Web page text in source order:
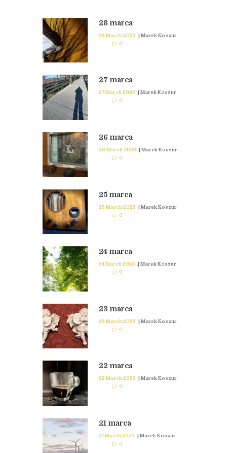
28 marca
28 March 2023 | Marek Koszur
0
27 marca
27 March 2023
Marek Koszur
0
26 marca
26 March 2023 | Marek Koszur
0
25 marca
25 March 2023 | Marek Koszur
0
24 marca
24 March 2023 | Marek Koszur
0
23 marca
23 March 2023 | Marek Koszur
0
22 marca
22 March 2023
Marek Koszur
0
21 marca
21 March 2023 | Marek Koszur
0